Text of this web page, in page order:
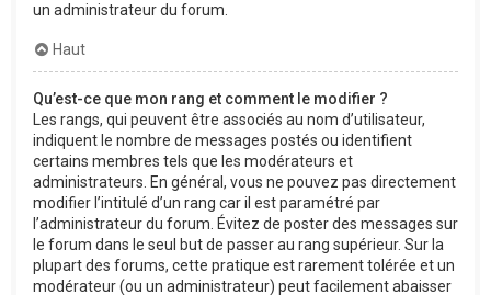
un administrateur du forum.
Haut
Qu’est-ce que mon rang et comment le modifier ?
Les rangs, qui peuvent être associés au nom d’utilisateur,
indiquent le nombre de messages postés ou identifient
certains membres tels que les modérateurs et
administrateurs. En général, vous ne pouvez pas directement
modifier l’intitulé d’un rang car il est paramétré par
l’administrateur du forum. Évitez de poster des messages sur
le forum dans le seul but de passer au rang supérieur. Sur la
plupart des forums, cette pratique est rarement tolérée et un
modérateur (ou un administrateur) peut facilement abaisser